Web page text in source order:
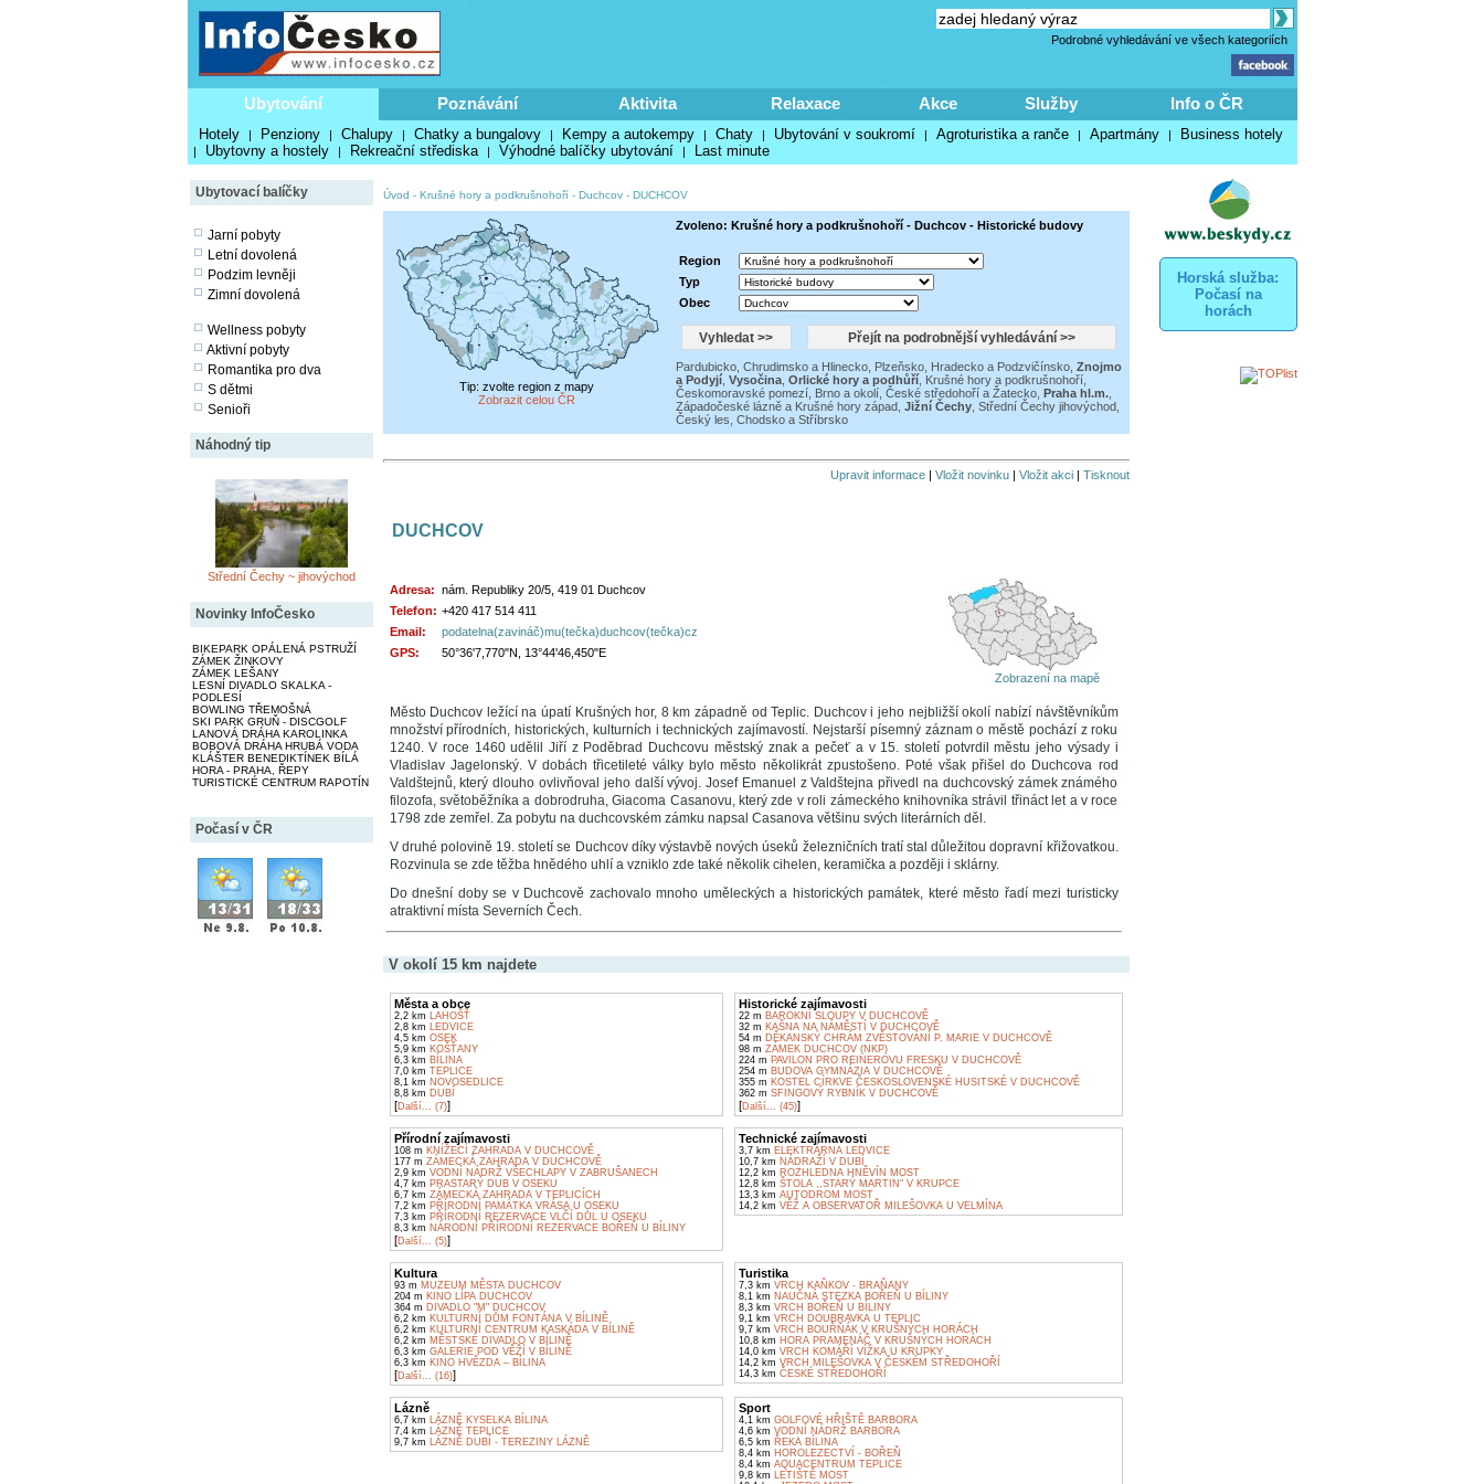
Podrobné vyhledávání ve všech kategoriích
Ubytování Poznávání Aktivita Relaxace Akce Služby Info o ČR
Hotely | Penziony | Chalupy | Chatky a bungalovy | Kempy a autokempy | Chaty | Ubytování v soukromí | Agroturistika a ranče | Apartmány | Business hotely
| Ubytovny a hostely | Rekreační střediska | Výhodné balíčky ubytování | Last minute
Ubytovací balíčky
Jarní pobyty
Letní dovolená
Podzim levněji
Zimní dovolená
Wellness pobyty
Aktivní pobyty
Romantika pro dva
S dětmi
Senioři
Náhodný tip
Střední Čechy ~ jihovýchod
Novinky InfoČesko
BIKEPARK OPÁLENÁ PSTRUŽÍ
ZÁMEK ŽINKOVY
ZÁMEK LEŠANY
LESNÍ DIVADLO SKALKA -
PODLESÍ
BOWLING TŘEMOŠNÁ
SKI PARK GRUŇ - DISCGOLF
LANOVÁ DRÁHA KAROLINKA
BOBOVÁ DRÁHA HRUBÁ VODA
KLÁŠTER BENEDIKTÍNEK BÍLÁ
HORA - PRAHA, ŘEPY
TURISTICKÉ CENTRUM RAPOTÍN
Počasí v ČR
Horská služba:
Počasí na
horách
Úvod - Krušné hory a podkrušnohoří- Duchcov- DUCHCOV
Tip: zvolte region z mapy
Zobrazit celou ČR
Zvoleno: Krušné hory a podkrušnohoří - Duchcov - Historické budovy
Region
Typ
Obec
Pardubicko, Chrudimsko a Hlinecko, Plzeňsko, Hradecko a Podzvičínsko, Znojmo
a Podyjí, Vysočina, Orlické hory a podhůří, Krušné hory a podkrušnohoří,
Českomoravské pomezí, Brno a okolí, České středohoří a Žatecko, Praha hl.m.,
Západočeské lázně a Krušné hory západ, Jižní Čechy, Střední Čechy jihovýchod,
Český les, Chodsko a Stříbrsko
Upravit informace| Vložit novinku| Vložit akci| Tisknout
DUCHCOV
Adresa: nám. Republiky 20/5, 419 01 Duchcov
Telefon: +420 417 514 411
Email:
podatelna(zavináč)mu(tečka)duchcov(tečka)cz
GPS:
50°36'7,770"N, 13°44'46,450"E
Zobrazení na mapě
Město Duchcov ležící na úpatí Krušných hor, 8 km západně od Teplic. Duchcov i jeho nejbližší okolí nabízí návštěvníkům
množství přírodních, historických, kulturních i technických zajímavostí. Nejstarší písemný záznam o městě pochází z roku
1240. V roce 1460 udělil Jiří z Poděbrad Duchcovu městský znak a pečeť a v 15. století potvrdil městu jeho výsady i
Vladislav Jagelonský. V dobách třicetileté války bylo město několikrát zpustošeno. Poté však přišel do Duchcova rod
Valdštejnů, který dlouho ovlivňoval jeho další vývoj. Josef Emanuel z Valdštejna přivedl na duchcovský zámek známého
filozofa, světoběžníka a dobrodruha, Giacoma Casanovu, který zde v roli zámeckého knihovníka strávil třináct let a v roce
1798 zde zemřel. Za pobytu na duchcovském zámku napsal Casanova většinu svých literárních děl.
V druhé polovině 19. století se Duchcov díky výstavbě nových úseků železničních tratí stal důležitou dopravní křižovatkou.
Rozvinula se zde těžba hnědého uhlí a vzniklo zde také několik cihelen, keramička a později i sklárny.
Do dnešní doby se v Duchcově zachovalo mnoho uměleckých a historických památek, které město řadí mezi turisticky
atraktivní místa Severních Čech.
V okolí 15 km najdete
Města a obce
2,2 km LAHOŠŤ
2,8 km LEDVICE
4,5 km OSEK
5,9 km KOŠŤANY
6,3 km BÍLINA
7,0 km TEPLICE
8,1 km NOVOSEDLICE
8,8 km DUBÍ
[Další... (7)]
Historické zajímavosti
22 m BAROKNÍ SLOUPY V DUCHCOVĚ
32 m KAŠNA NA NÁMĚSTÍ V DUCHCOVĚ
54 m DĚKANSKÝ CHRÁM ZVĚSTOVÁNÍ P. MARIE V DUCHCOVĚ
98 m ZÁMEK DUCHCOV (NKP)
224 m PAVILON PRO REINEROVU FRESKU V DUCHCOVĚ
254 m BUDOVA GYMNÁZIA V DUCHCOVĚ
355 m KOSTEL CÍRKVE ČESKOSLOVENSKÉ HUSITSKÉ V DUCHCOVĚ
362 m SFINGOVÝ RYBNÍK V DUCHCOVĚ
[Další... (45)]
Přírodní zajímavosti
108 m KNÍŽECÍ ZAHRADA V DUCHCOVĚ
177 m ZÁMECKÁ ZAHRADA V DUCHCOVĚ
2,9 km VODNÍ NÁDRŽ VŠECHLAPY V ZABRUŠANECH
4,7 km PRASTARÝ DUB V OSEKU
6,7 km ZÁMECKÁ ZAHRADA V TEPLICÍCH
7,2 km PŘÍRODNÍ PAMÁTKA VRÁSA U OSEKU
7,3 km PŘÍRODNÍ REZERVACE VLČÍ DŮL U OSEKU
8,3 km NÁRODNÍ PŘÍRODNÍ REZERVACE BOŘEŇ U BÍLINY
[Další... (5)]
Technické zajímavosti
3,7 km ELEKTRÁRNA LEDVICE
10,7 km NÁDRAŽÍ V DUBÍ
12,2 km ROZHLEDNA HNĚVÍN MOST
12,8 km ŠTOLA ,,STARÝ MARTIN" V KRUPCE
13,3 km AUTODROM MOST
14,2 km VĚŽ A OBSERVATOŘ MILEŠOVKA U VELMÍNA
Kultura
93 m MUZEUM MĚSTA DUCHCOV
204 m KINO LÍPA DUCHCOV
364 m DIVADLO "M" DUCHCOV
6,2 km KULTURNÍ DŮM FONTÁNA V BÍLINĚ
6,2 km KULTURNÍ CENTRUM KASKÁDA V BÍLINĚ
6,2 km MĚSTSKÉ DIVADLO V BÍLINĚ
6,3 km GALERIE POD VĚŽÍ V BÍLINĚ
6,3 km KINO HVĚZDA – BÍLINA
[Další... (16)]
Turistika
7,3 km VRCH KAŇKOV - BRAŇANY
8,1 km NAUČNÁ STEZKA BOŘEŇ U BÍLINY
8,3 km VRCH BOŘEŇ U BÍLINY
9,1 km VRCH DOUBRAVKA U TEPLIC
9,7 km VRCH BOUŘŇÁK V KRUŠNÝCH HORÁCH
10,8 km HORA PRAMENÁČ V KRUŠNÝCH HORÁCH
14,0 km VRCH KOMÁŘÍ VÍŽKA U KRUPKY
14,2 km VRCH MILEŠOVKA V ČESKÉM STŘEDOHOŘÍ
14,3 km ČESKÉ STŘEDOHOŘÍ
Lázně
6,7 km LÁZNĚ KYSELKA BÍLINA
7,4 km LÁZNĚ TEPLICE
9,7 km LÁZNĚ DUBÍ - TEREZINY LÁZNĚ
Sport
4,1 km GOLFOVÉ HŘIŠTĚ BARBORA
4,6 km VODNÍ NÁDRŽ BARBORA
6,5 km ŘEKA BÍLINA
8,4 km HOROLEZECTVÍ - BOŘEŇ
8,4 km AQUACENTRUM TEPLICE
9,8 km LETIŠTĚ MOST